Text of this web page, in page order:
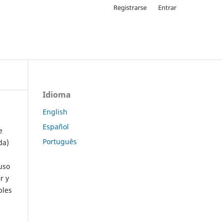
Registrarse Entrar
y
Idioma
English
Español
Português